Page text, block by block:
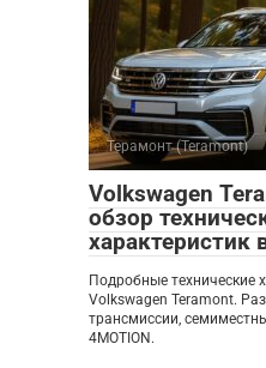
Терамонт (Teramont)
Volkswagen
обзор
характеристик
Подробные технические
Volkswagen Teramont.
трансмиссии,
4MOTION.